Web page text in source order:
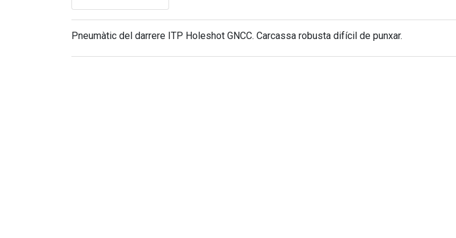
Pneumàtic del darrere ITP Holeshot GNCC. Carcassa robusta difícil de punxar.